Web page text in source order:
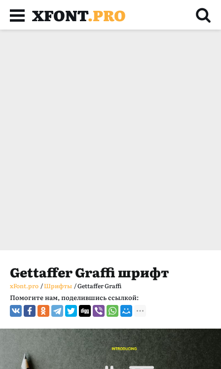
XFONT.PRO
Gettaffer Graffi шрифт
xFont.pro /Шрифты /Gettaffer Graffi
Помогите нам, поделившись ссылкой: